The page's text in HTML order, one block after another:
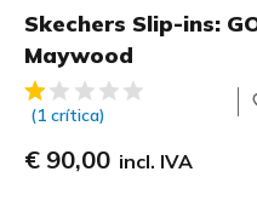
Skechers Slip-ins:
Maywood
4$4 de 5 – Classificação
(1 crítica)
€ 90,00 incl. IVA